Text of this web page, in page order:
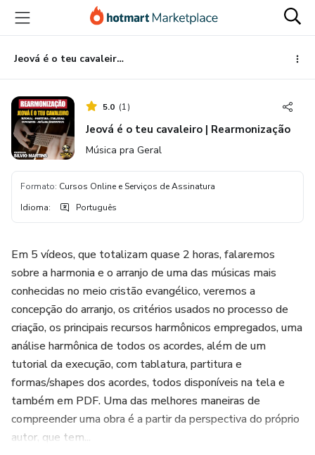
para
conteúdo
principal
para
pagamento
para
rodapé
Jeová é o teu cavaleiro | Rearmonização
5.0 (1)
Jeová é o teu cavaleiro | Rearmonização
Música pra Geral
Formato: Cursos Online e Serviços de Assinatura
Idioma: Português
Em 5 vídeos, que totalizam quase 2 horas, falaremos
sobre a harmonia e o arranjo de uma das músicas mais
conhecidas no meio cristão evangélico, veremos a
concepção do arranjo, os critérios usados no processo de
criação, os principais recursos harmônicos empregados, uma
análise harmônica de todos os acordes, além de um
tutorial da execução, com tablatura, partitura e
formas/shapes dos acordes, todos disponíveis na tela e
também em PDF. Uma das melhores maneiras de
compreender uma obra é a partir da perspectiva do próprio
autor, que tem...